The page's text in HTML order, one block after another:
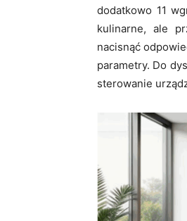
dodatkowo 11
kulinarne, ale
nacisnąć
parametry. Do
sterowanie